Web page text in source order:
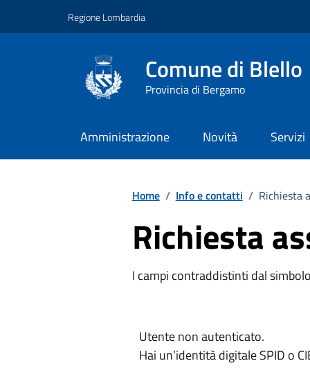
Regione Lombardia
Comune di Blello
Provincia di Bergamo
Amministrazione Novità Servizi
Home / Info e contatti / Richiesta
Richiesta
I campi contraddistinti dal
Utente non autenticato.
Hai un’identità digitale SPID o